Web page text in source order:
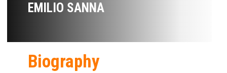
EMILIO SANNA
Biography